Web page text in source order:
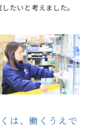
たいと考えました。
は、働くうえで